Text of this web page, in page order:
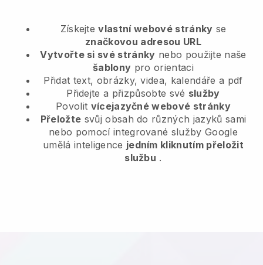
Získejtevlastní webové stránky se
značkovou adresou URL
Vytvořte si své stránky nebo použijte naše
šablony pro orientaci
Přidat text, obrázky, videa, kalendáře a pdf
Přidejte a přizpůsobte své služby
Povolit vícejazyčné webové stránky
Přeložte svůj obsah do různých jazyků sami
nebo pomocí integrované služby Google
umělá inteligence jedním kliknutím přeložit
službu .